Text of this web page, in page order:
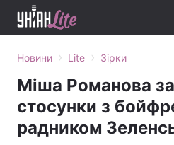
Новини › Lite › Зірки
Міша Романова
стосунки з
радником